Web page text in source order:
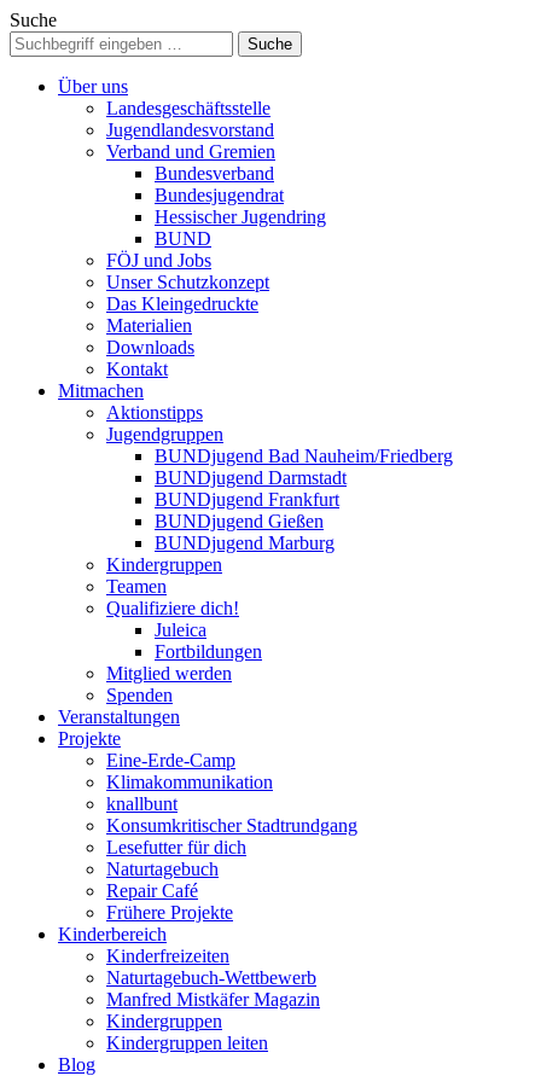
Suche
Über uns
Landesgeschäftsstelle
Jugendlandesvorstand
Verband und Gremien
Bundesverband
Bundesjugendrat
Hessischer Jugendring
BUND
FÖJ und Jobs
Unser Schutzkonzept
Das Kleingedruckte
Materialien
Downloads
Kontakt
Mitmachen
Aktionstipps
Jugendgruppen
BUNDjugend Bad Nauheim/Friedberg
BUNDjugend Darmstadt
BUNDjugend Frankfurt
BUNDjugend Gießen
BUNDjugend Marburg
Kindergruppen
Teamen
Qualifiziere dich!
Juleica
Fortbildungen
Mitglied werden
Spenden
Veranstaltungen
Projekte
Eine-Erde-Camp
Klimakommunikation
knallbunt
Konsumkritischer Stadtrundgang
Lesefutter für dich
Naturtagebuch
Repair Café
Frühere Projekte
Kinderbereich
Kinderfreizeiten
Naturtagebuch-Wettbewerb
Manfred Mistkäfer Magazin
Kindergruppen
Kindergruppen leiten
Blog